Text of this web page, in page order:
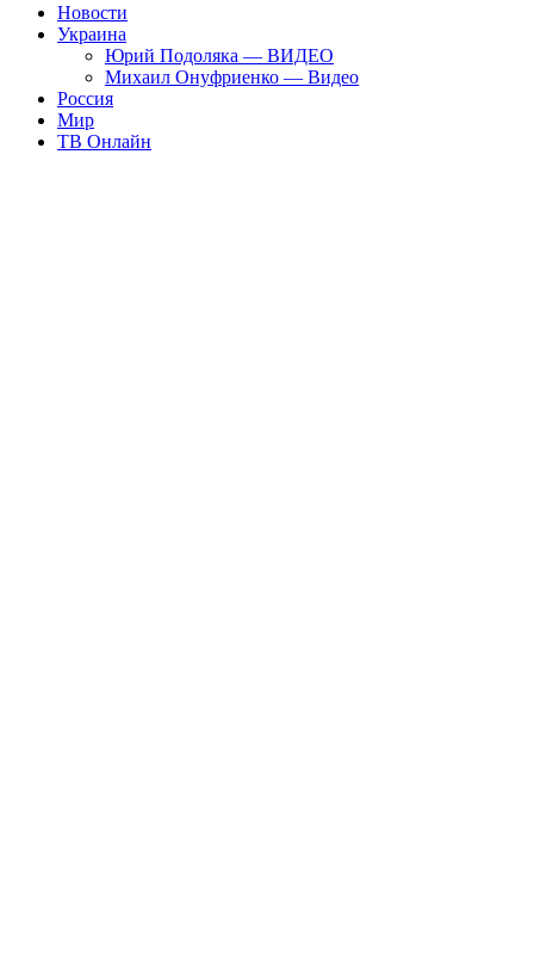
Новости
Украина
Юрий Подоляка — ВИДЕО
Михаил Онуфриенко — Видео
Россия
Мир
ТВ Онлайн